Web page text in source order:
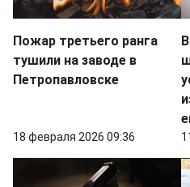
Пожар третьего ранга
тушили на заводе в
Петропавловске
18 февраля 2026 09:36